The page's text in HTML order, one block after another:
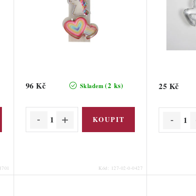
Skladem (2 ks)
96 Kč
Kód: 127-02-0-0427
25 Kč